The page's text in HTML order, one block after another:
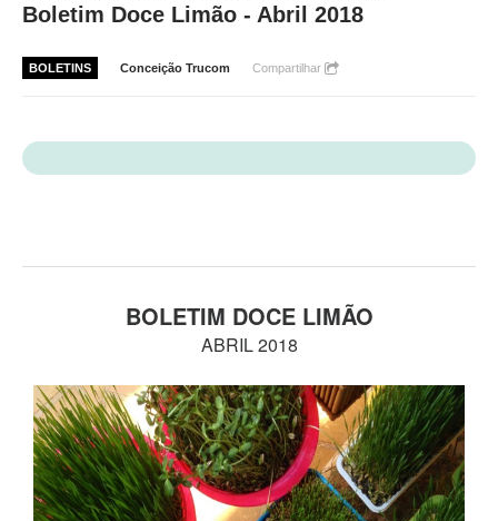
Boletim Doce Limão - Abril 2018
BOLETINS Conceição Trucom Compartilhar
BOLETIM DOCE LIMÃO
ABRIL 2018